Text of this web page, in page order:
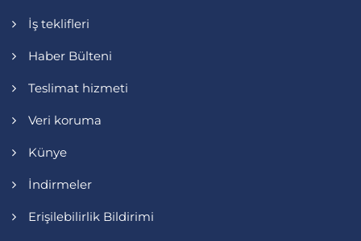
İş teklifleri
Haber Bülteni
Teslimat hizmeti
Veri koruma
Künye
İndirmeler
Erişilebilirlik Bildirimi